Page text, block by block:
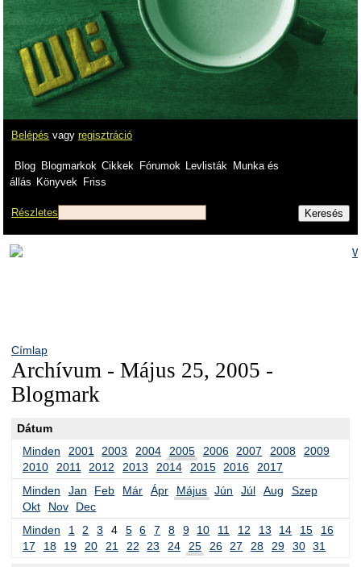
Belépés vagy regisztráció
Blog Blogmarkok Cikkek Fórumok Levlisták
Munka és
állás Könyvek Friss
Részletes
Címlap
Archívum - Május 25, 2005 -
Blogmark
Dátum
Minden
2001 2003 2004 2005 2006 2007 2008
2009
2010
2011 2012 2013 2014 2015 2016
2017
Minden
Jan Feb Már Ápr Május Jún Júl Aug
Szep
Okt
Nov
Dec
Minden
1 2 3 4 5 6 7 8 9 10 11 12 13 14 15
16
17
18 19 20 21 22 23 24 25 26 27 28 29 30 31